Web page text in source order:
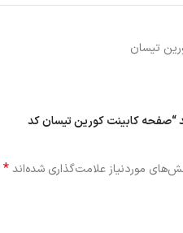
تیسان
“صفحه کابینت کورین تیسان کد
موردنیاز علامت‌گذاری شده‌اند*